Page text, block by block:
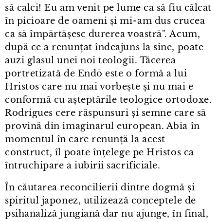
să calci! Eu am venit pe lume ca să fiu călcat
în picioare de oameni și mi⁠-⁠am dus crucea
ca să împărtășesc durerea voastră". Acum,
după ce a renunțat îndeajuns la sine, poate
auzi glasul unei noi teologii. Tăcerea
portretizată de Endō este o formă a lui
Hristos care nu mai vorbește și nu mai e
conformă cu așteptările teologice ortodoxe.
Rodrigues cere răspunsuri și semne care să
provină din imaginarul european. Abia în
momentul în care renunță la acest
construct, îl poate înțelege pe Hristos ca
întruchipare a iubirii sacrificiale.
În căutarea reconcilierii dintre dogmă și
spiritul japonez, utilizează conceptele de
psihanaliză jungiană dar nu ajunge, în final,